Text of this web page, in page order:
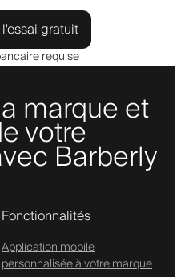
gratuit
requise
marque et
votre
Barberly
Fonctionnalités
Application mobile
personnalisée à votre marque